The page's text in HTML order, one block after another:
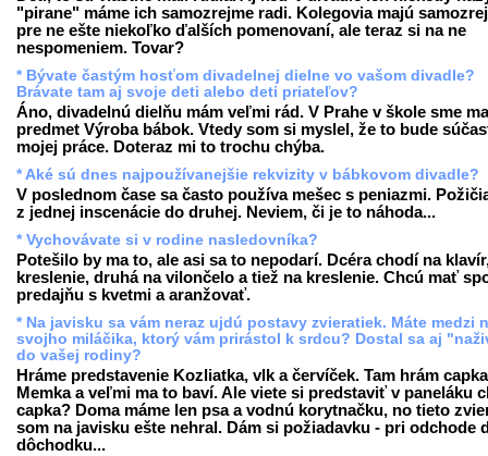
"pirane" máme ich samozrejme radi. Kolegovia majú
pre ne ešte niekoľko ďalších pomenovaní, ale teraz si na ne
nespomeniem. Tovar?
* Bývate častým hosťom divadelnej dielne vo vašom divadle?
Brávate tam aj svoje deti alebo deti priateľov?
Áno, divadelnú dielňu mám veľmi rád. V Prahe v škole sme
predmet Výroba bábok. Vtedy som si myslel, že to bude
mojej práce. Doteraz mi to trochu chýba.
* Aké sú dnes najpoužívanejšie rekvizity v bábkovom divadle?
V poslednom čase sa často používa mešec s peniazmi.
z jednej inscenácie do druhej. Neviem, či je to náhoda...
* Vychovávate si v rodine nasledovníka?
Potešilo by ma to, ale asi sa to nepodarí. Dcéra chodí na
kreslenie, druhá na vilončelo a tiež na kreslenie. Chcú mať
predajňu s kvetmi a aranžovať.
* Na javisku sa vám neraz ujdú postavy zvieratiek. Máte medzi
svojho miláčika, ktorý vám prirástol k srdcu? Dostal sa aj
do vašej rodiny?
Hráme predstavenie Kozliatka, vlk a červíček. Tam hrám capka
Memka a veľmi ma to baví. Ale viete si predstaviť v paneláku
capka? Doma máme len psa a vodnú korytnačku, no tieto
som na javisku ešte nehral. Dám si požiadavku - pri odchode
dôchodku...